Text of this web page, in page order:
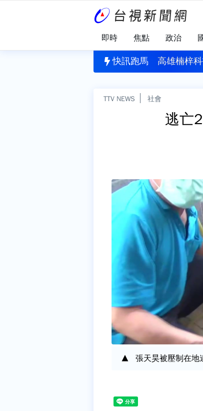
即時 焦點 政治
快訊跑馬
不易 蔡英文：危機來臨時務必相信專業高雄楠梓
TTV NEWS 社會
逃亡
張天昊被壓制在地